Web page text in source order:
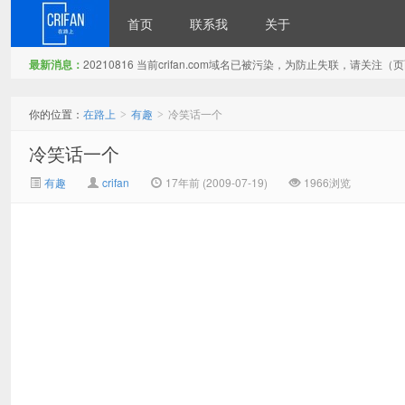
首页 联系我 关于
最新消息： 20210816 当前crifan.com域名已被污染，为防止失联，请关注（
你的位置： 在路上 > 有趣 > 冷笑话一个
冷笑话一个
有趣 crifan 17年前 (2009-07-19) 1966浏览